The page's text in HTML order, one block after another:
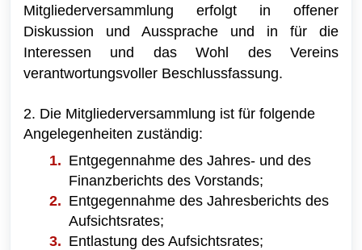
Mitgliederversammlung erfolgt in offener
Diskussion und Aussprache und in für die
Interessen und das Wohl des Vereins
verantwortungsvoller Beschlussfassung.
2. Die Mitgliederversammlung ist für folgende
Angelegenheiten zuständig:
Entgegennahme des Jahres- und des
Finanzberichts des Vorstands;
Entgegennahme des Jahresberichts des
Aufsichtsrates;
Entlastung des Aufsichtsrates;